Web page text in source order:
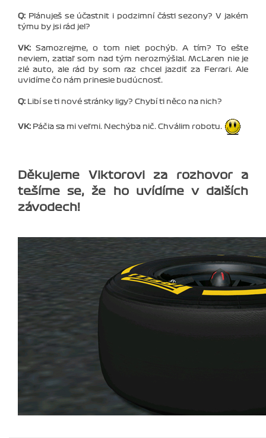
Q: Plánuješ se účastnit i podzimní části sezony? V jakém
týmu by jsi rád jel?
VK: Samozrejme, o tom niet pochýb. A tím? To ešte
neviem, zatiaľ som nad tým nerozmýšlal. McLaren nie je
zlé auto, ale rád by som raz chcel jazdiť za Ferrari. Ale
uvidíme čo nám prinesie budúcnosť.
Q: Libí se ti nové stránky ligy? Chybí ti něco na nich?
VK: Páčia sa mi veľmi. Nechýba nič. Chválim robotu.
Děkujeme Viktorovi za rozhovor a
tešíme se, že ho uvídíme v dalších
závodech!